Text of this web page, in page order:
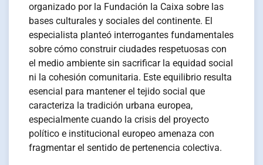
organizado por la Fundación la Caixa sobre las
bases culturales y sociales del continente. El
especialista planteó interrogantes fundamentales
sobre cómo construir ciudades respetuosas con
el medio ambiente sin sacrificar la equidad social
ni la cohesión comunitaria. Este equilibrio resulta
esencial para mantener el tejido social que
caracteriza la tradición urbana europea,
especialmente cuando la crisis del proyecto
político e institucional europeo amenaza con
fragmentar el sentido de pertenencia colectiva.